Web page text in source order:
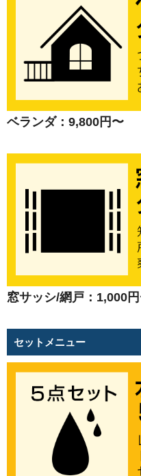
ベランダ：9,800円〜
窓サッシ/網戸：1,000
セットメニュー